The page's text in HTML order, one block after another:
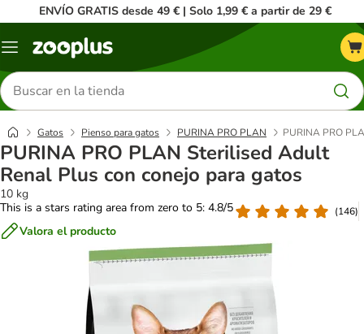
ENVÍO GRATIS desde 49 € | Solo 1,99 € a partir de 29 €
Menú
Buscar
productos
Gatos Pienso para gatos PURINA PRO PLAN PURINA PRO
PURINA PRO PLAN Sterilised Adult
Renal Plus con conejo para gatos
10 kg
This is a stars rating area from zero to 5: 4.8/5
(146)
Valora el producto